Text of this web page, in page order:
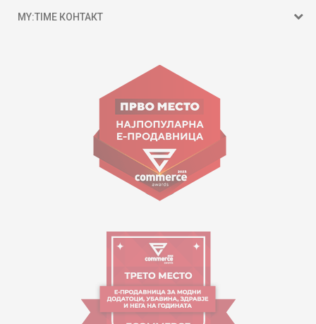
MY:TIME КОНТАКТ
ул. Гоце Николовски бр.74 Скопје
contact@mytime.mk
Работно време:
09:00 до 17:00